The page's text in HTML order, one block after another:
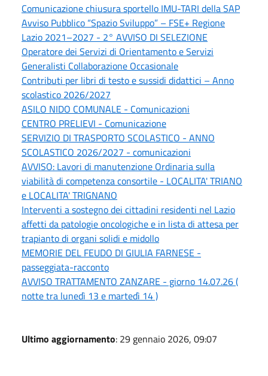
Comunicazione chiusura sportello IMU-TARI della SAP
Avviso Pubblico “Spazio Sviluppo” – FSE+ Regione
Lazio 2021–2027 - 2° AVVISO DI SELEZIONE
Operatore dei Servizi di Orientamento e Servizi
Generalisti Collaborazione Occasionale
Contributi per libri di testo e sussidi didattici – Anno
scolastico 2026/2027
ASILO NIDO COMUNALE - Comunicazioni
CENTRO PRELIEVI - Comunicazione
SERVIZIO DI TRASPORTO SCOLASTICO - ANNO
SCOLASTICO 2026/2027 - comunicazioni
AVVISO: Lavori di manutenzione Ordinaria sulla
viabilità di competenza consortile - LOCALITA' TRIANO
e LOCALITA' TRIGNANO
Interventi a sostegno dei cittadini residenti nel Lazio
affetti da patologie oncologiche e in lista di attesa per
trapianto di organi solidi e midollo
MEMORIE DEL FEUDO DI GIULIA FARNESE -
passeggiata-racconto
AVVISO TRATTAMENTO ZANZARE - giorno 14.07.26 (
notte tra lunedì 13 e martedì 14 )
Ultimo aggiornamento: 29 gennaio 2026, 09:07